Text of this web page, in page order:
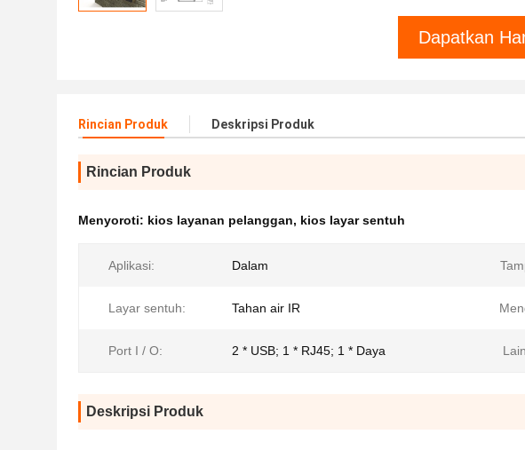
Dapatkan
Rincian Produk Deskripsi Produk
Rincian Produk
Menyoroti: kios layanan pelanggan, kios layar sentuh
Aplikasi: Dalam
Layar sentuh: Tahan air IR
Port I / O: 2 * USB; 1 * RJ45; 1 * Daya
Deskripsi Produk